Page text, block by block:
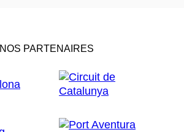
NOS PARTENAIRES